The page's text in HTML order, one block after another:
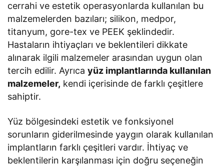
cerrahi ve estetik operasyonlarda kullanılan bu
malzemelerden bazıları; silikon, medpor,
titanyum, gore-tex ve PEEK şeklindedir.
Hastaların ihtiyaçları ve beklentileri dikkate
alınarak ilgili malzemeler arasından uygun olan
tercih edilir. Ayrıcayüz implantlarında kullanılan
malzemeler, kendi içerisinde de farklı çeşitlere
sahiptir.
Yüz bölgesindeki estetik ve fonksiyonel
sorunların giderilmesinde yaygın olarak kullanılan
implantların farklı çeşitleri vardır. İhtiyaç ve
beklentilerin karşılanması için doğru seçeneğin